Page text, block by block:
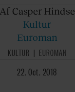
Af Casper Hindse
Kultur
Euroman
KULTUR
EUROMAN
22. Oct. 2018